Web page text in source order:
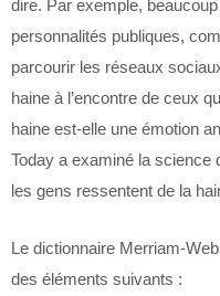
dire. Par exemple,
personnalités publiques,
parcourir les réseaux
haine à l’encontre de ceux
haine est-elle une émotion
Today a examiné la science
les gens ressentent de la
Le dictionnaire Merriam-
des éléments suivants :